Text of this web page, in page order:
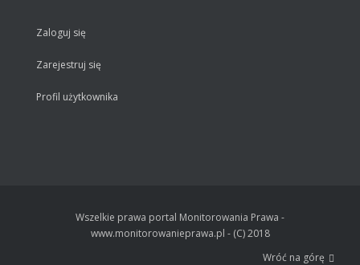
Zaloguj się
Zarejestruj się
Profil użytkownika
Wszelkie prawa portal Monitorowania Prawa -
www.monitorowanieprawa.pl - (C) 2018
Wróć na górę